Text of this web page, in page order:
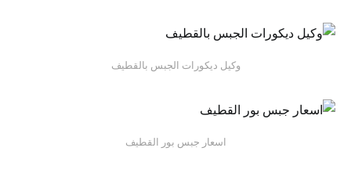
وكيل ديكورات الجبس بالقطيف
اسعار جبس بور القطيف